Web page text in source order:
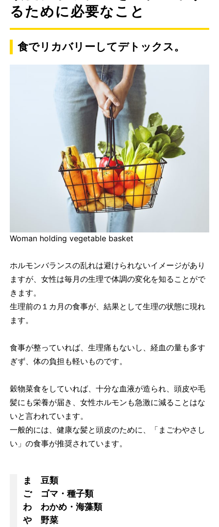
るために必要なこと
食でリカバリーしてデトックス。
Woman holding vegetable basket
ホルモンバランスの乱れは避けられないイメージがあり
ますが、女性は毎月の生理で体調の変化を知ることがで
きます。
生理前の１カ月の食事が、結果として生理の状態に現れ
ます。
食事が整っていれば、生理痛もないし、経血の量も多す
ぎず、体の負担も軽いものです。
穀物菜食をしていれば、十分な血液が造られ、頭皮や毛
髪にも栄養が届き、女性ホルモンも急激に減ることはな
いと言われています。
一般的には、健康な髪と頭皮のために、「まごわやさし
い」の食事が推奨されています。
ま 豆類
ご ゴマ・種子類
わ わかめ・海藻類
や 野菜